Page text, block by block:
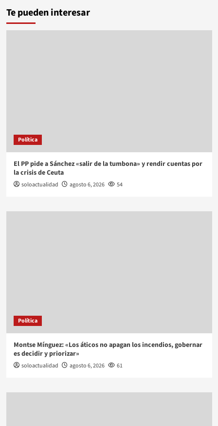
Te pueden interesar
Política
El PP pide a Sánchez «salir de la tumbona» y rendir cuentas por
la crisis de Ceuta
soloactualidad agosto 6, 2026 54
Política
Montse Mínguez: «Los áticos no apagan los incendios, gobernar
es decidir y priorizar»
soloactualidad agosto 6, 2026 61